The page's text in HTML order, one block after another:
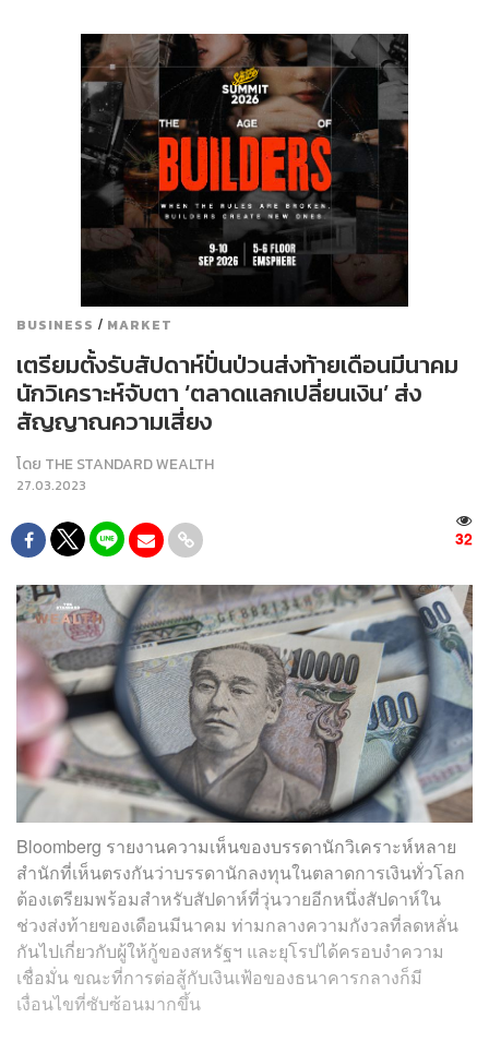
BUSINESS / MARKET
เตรียมตั้งรับสัปดาห์ปั่นป่วนส่งท้ายเดือนมีนาคม
นักวิเคราะห์จับตา ‘ตลาดแลกเปลี่ยนเงิน’ ส่ง
สัญญาณความเสี่ยง
โดย THE STANDARD WEALTH
27.03.2023
32
Bloomberg รายงานความเห็นของบรรดานักวิเคราะห์หลาย
สำนักที่เห็นตรงกันว่าบรรดานักลงทุนในตลาดการเงินทั่วโลก
ต้องเตรียมพร้อมสำหรับสัปดาห์ที่วุ่นวายอีกหนึ่งสัปดาห์ใน
ช่วงส่งท้ายของเดือนมีนาคม ท่ามกลางความกังวลที่ลดหลั่น
กันไปเกี่ยวกับผู้ให้กู้ของสหรัฐฯ และยุโรปได้ครอบงำความ
เชื่อมั่น ขณะที่การต่อสู้กับเงินเฟ้อของธนาคารกลางก็มี
เงื่อนไขที่ซับซ้อนมากขึ้น